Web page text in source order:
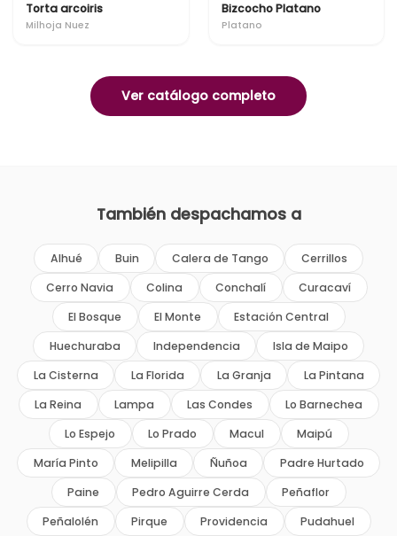
Torta arcoiris
Milhoja Nuez
Bizcocho Platano
Platano
Ver catálogo completo
También despachamos a
Alhué Buin Calera de Tango
Cerrillos
Cerro Navia
Colina Conchalí
Curacaví
El Bosque
El Monte
Estación Central
Huechuraba
Independencia
Isla de Maipo
La Cisterna
La Florida La Granja
La Pintana
La Reina
Lampa Las Condes
Lo Barnechea
Lo Espejo
Lo Prado Macul
Maipú
María Pinto
Melipilla Ñuñoa
Padre Hurtado
Paine
Pedro Aguirre Cerda
Peñaflor
Peñalolén
Pirque Providencia Pudahuel